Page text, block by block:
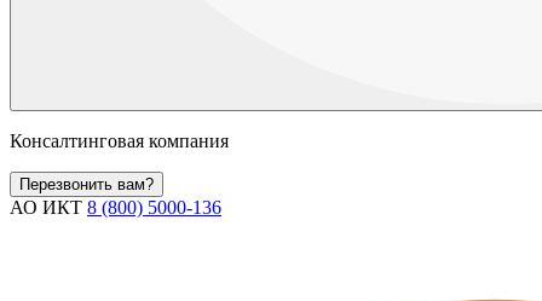
Консалтинговая компания
Перезвонить вам?
АО ИКТ 8 (800) 5000-136